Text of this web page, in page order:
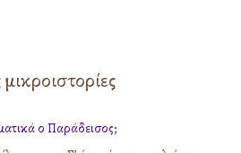
ο Παράδεισος;